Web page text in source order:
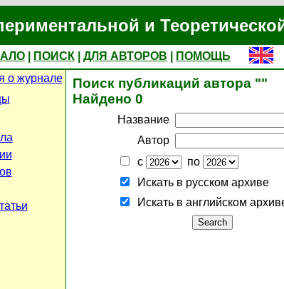
и
ПОИСК ДЛЯ АВТОРОВ
ПОМОЩЬ
о журнале
Поиск публикаций автора ""
Найдено 0
Название
Автор
с
по
Искать в русском архиве
Искать в английском